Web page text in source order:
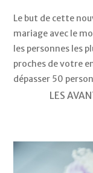
Le but de cette
mariage avec le
les personnes les
proches de votre
dépasser 50
LES
L’avantage